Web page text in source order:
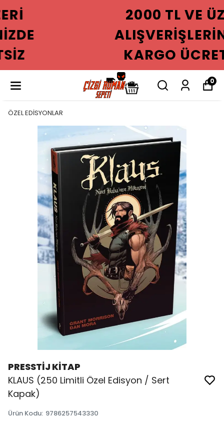
2000 TL VE ÜZERI
ALIŞVERIŞLERINIZDE
KARGO ÜCRETSIZ
0
ÖZEL EDİSYONLAR
PRESSTİJ KİTAP
KLAUS (250 Limitli Özel Edisyon / Sert
Kapak)
Ürün Kodu: 9786257543330